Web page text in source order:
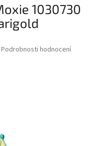
1030730
Podrobnosti hodnocení